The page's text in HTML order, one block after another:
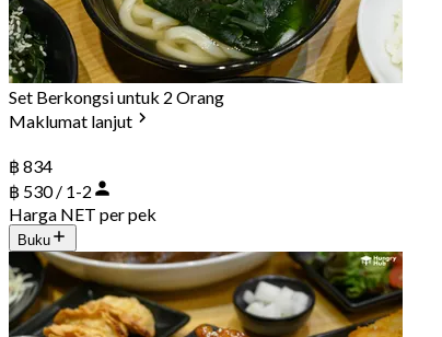
Set Berkongsi untuk 2 Orang
Maklumat lanjut
฿ 834
฿ 530 / 1-2
Harga NET per pek
Buku